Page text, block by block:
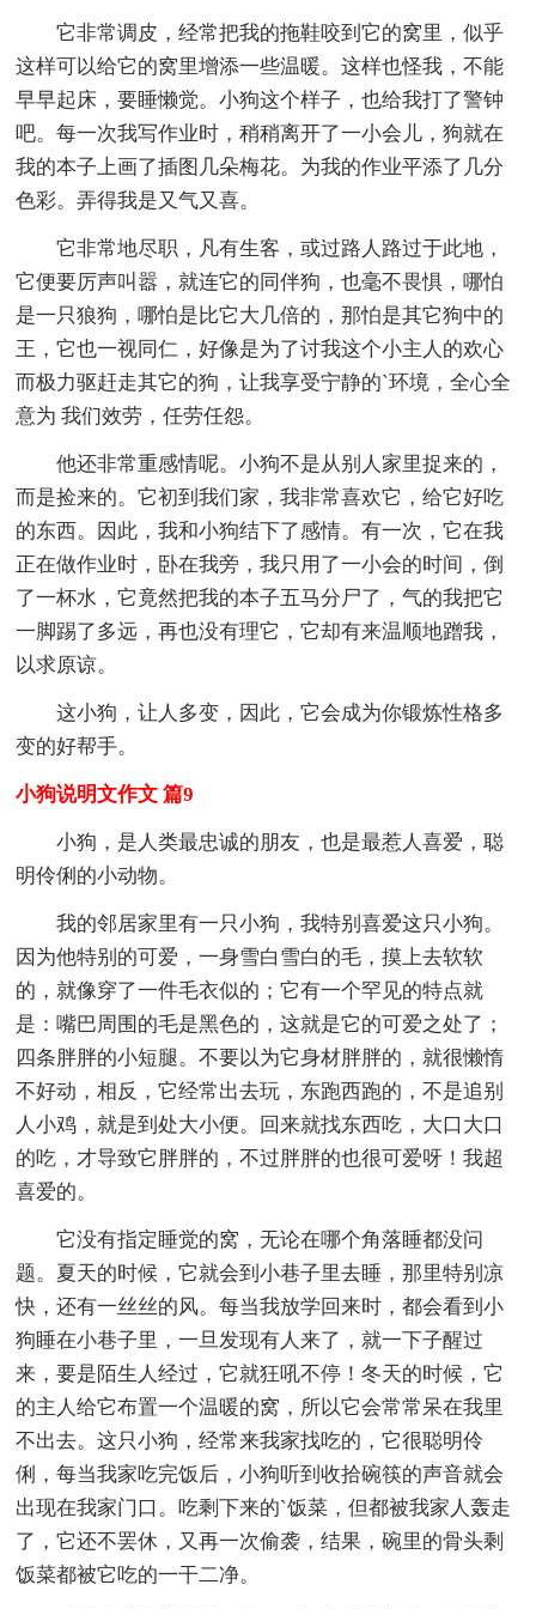
它非常调皮，经常把我的拖鞋咬到它的窝里，似乎
这样可以给它的窝里增添一些温暖。这样也怪我，不能
早早起床，要睡懒觉。小狗这个样子，也给我打了警钟
吧。每一次我写作业时，稍稍离开了一小会儿，狗就在
我的本子上画了插图几朵梅花。为我的作业平添了几分
色彩。弄得我是又气又喜。
它非常地尽职，凡有生客，或过路人路过于此地，
它便要厉声叫嚣，就连它的同伴狗，也毫不畏惧，哪怕
是一只狼狗，哪怕是比它大几倍的，那怕是其它狗中的
王，它也一视同仁，好像是为了讨我这个小主人的欢心
而极力驱赶走其它的狗，让我享受宁静的`环境，全心全
意为 我们效劳，任劳任怨。
他还非常重感情呢。小狗不是从别人家里捉来的，
而是捡来的。它初到我们家，我非常喜欢它，给它好吃
的东西。因此，我和小狗结下了感情。有一次，它在我
正在做作业时，卧在我旁，我只用了一小会的时间，倒
了一杯水，它竟然把我的本子五马分尸了，气的我把它
一脚踢了多远，再也没有理它，它却有来温顺地蹭我，
以求原谅。
这小狗，让人多变，因此，它会成为你锻炼性格多
变的好帮手。
小狗说明文作文 篇9
小狗，是人类最忠诚的朋友，也是最惹人喜爱，聪
明伶俐的小动物。
我的邻居家里有一只小狗，我特别喜爱这只小狗。
因为他特别的可爱，一身雪白雪白的毛，摸上去软软
的，就像穿了一件毛衣似的；它有一个罕见的特点就
是：嘴巴周围的毛是黑色的，这就是它的可爱之处了；
四条胖胖的小短腿。不要以为它身材胖胖的，就很懒惰
不好动，相反，它经常出去玩，东跑西跑的，不是追别
人小鸡，就是到处大小便。回来就找东西吃，大口大口
的吃，才导致它胖胖的，不过胖胖的也很可爱呀！我超
喜爱的。
它没有指定睡觉的窝，无论在哪个角落睡都没问
题。夏天的时候，它就会到小巷子里去睡，那里特别凉
快，还有一丝丝的风。每当我放学回来时，都会看到小
狗睡在小巷子里，一旦发现有人来了，就一下子醒过
来，要是陌生人经过，它就狂吼不停！冬天的时候，它
的主人给它布置一个温暖的窝，所以它会常常呆在我里
不出去。这只小狗，经常来我家找吃的，它很聪明伶
俐，每当我家吃完饭后，小狗听到收拾碗筷的声音就会
出现在我家门口。吃剩下来的`饭菜，但都被我家人轰走
了，它还不罢休，又再一次偷袭，结果，碗里的骨头剩
饭菜都被它吃的一干二净。